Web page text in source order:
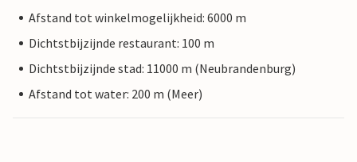
Afstand tot winkelmogelijkheid: 6000 m
Dichtstbijzijnde restaurant: 100 m
Dichtstbijzijnde stad: 11000 m (Neubrandenburg)
Afstand tot water: 200 m (Meer)